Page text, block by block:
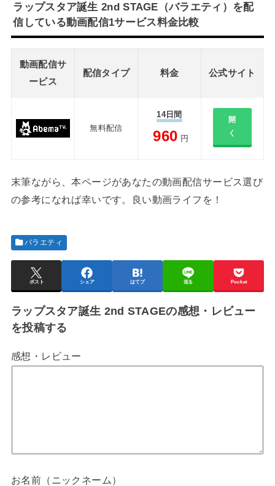
ラップスタア誕生 2nd STAGE（バラエティ）を配
信している動画配信1サービス料金比較
動画配信サ
ービス
配信タイプ 料金 公式サイト
無料配信
14日間
960 円
開
く
末筆ながら、本ページがあなたの動画配信サービス選び
の参考になれば幸いです。良い動画ライフを！
バラエティ
ポスト シェア はてブ 送る Pocket
ラップスタア誕生 2nd STAGEの感想・レビュー
を投稿する
感想・レビュー
お名前（ニックネーム）